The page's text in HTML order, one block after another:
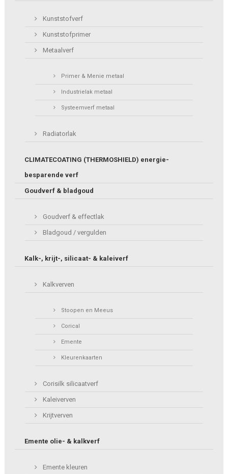
Kunststofverf
Kunststofprimer
Metaalverf
Primer & Menie metaal
Industrielak metaal
Systeemverf metaal
Radiatorlak
CLIMATECOATING (THERMOSHIELD) energie-
besparende verf
Goudverf & bladgoud
Goudverf & effectlak
Bladgoud / vergulden
Kalk-, krijt-, silicaat- & kaleiverf
Kalkverven
Stoopen en Meeus
Corical
Emente
Kleurenkaarten
Corisilk silicaatverf
Kaleiverven
Krijtverven
Emente olie- & kalkverf
Emente kleuren